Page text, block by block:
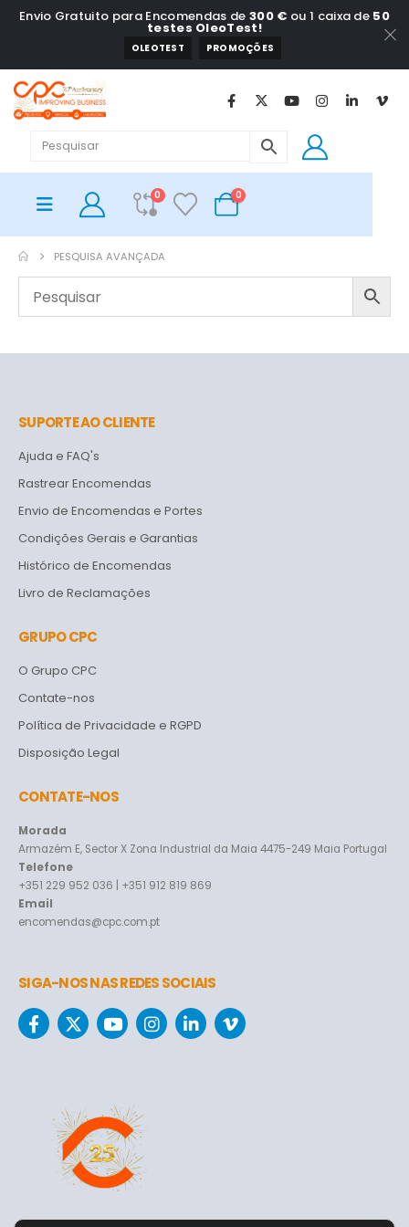
Envio Gratuito para Encomendas de 300 € ou 1 caixa de 50
testes OleoTest!
OLEOTEST PROMOÇÕES
0 0
PESQUISA AVANÇADA
SUPORTE AO CLIENTE
Ajuda e FAQ's
Rastrear Encomendas
Envio de Encomendas e Portes
Condições Gerais e Garantias
Histórico de Encomendas
Livro de Reclamações
GRUPO CPC
O Grupo CPC
Contate-nos
Política de Privacidade e RGPD
Disposição Legal
CONTATE-NOS
Morada
Armazém E, Sector X Zona Industrial da Maia 4475-249 Maia Portugal
Telefone
+351 229 952 036 | +351 912 819 869
Email
encomendas@cpc.com.pt
SIGA-NOS NAS REDES SOCIAIS